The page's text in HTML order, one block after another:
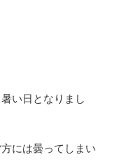
い日となりまし
には曇ってしまい